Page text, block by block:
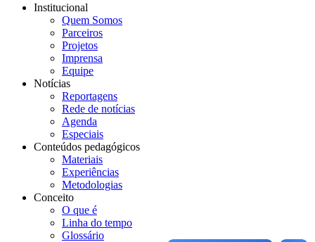
Institucional
Quem Somos
Parceiros
Projetos
Imprensa
Equipe
Notícias
Reportagens
Rede de notícias
Agenda
Especiais
Conteúdos pedagógicos
Materiais
Experiências
Metodologias
Conceito
O que é
Linha do tempo
Glossário